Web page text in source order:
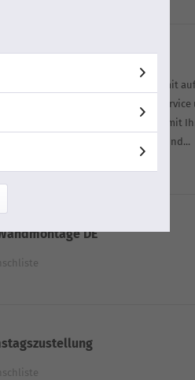
Ihr TV Gerät oder Hausgerät direkt mit
- buchen Sie den Anschlussservice
von DHL übernimmt direkt alles, damit
ist. Dazu gehört: Auspacken und...
DE